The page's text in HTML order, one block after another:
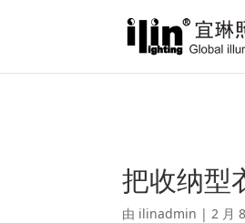
: A non-numeric value
把收纳型
由 ilinadmin |2 月